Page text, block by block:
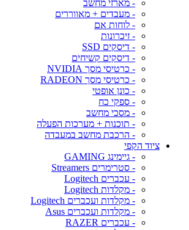
- מארזי מחשב
- מעבדים + מאווררים
- לוחות אם
- זיכרונות
- דיסקים SSD
- דיסקים קשיחים
- כרטיסי מסך NVIDIA
- כרטיסי מסך RADEON
- כונן אופטי
- ספקי כח
- מסכי מחשב
- תוכנות + מערכות הפעלה
- הרכבת מחשב במעבדה
ציוד הקפי
- גיימינג GAMING
- סטרימרים Streamers
- עכברים Logitech
- מקלדות Logitech
- מקלדות ועכברים Logitech
- מקלדות ועכברים Asus
- עכברים RAZER